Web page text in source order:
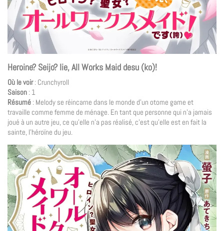
Heroine? Seijo? Iie, All Works Maid desu (ko)!
Où le voir: Crunchyroll
Saison : 1
Résumé : Melody se réincarne dans le monde d’un otome game et
travaille comme femme de ménage. En tant que personne qui n’a jamais
joué à un autre jeu, ce qu’elle n’a pas réalisé, c’est qu’elle est en fait la
sainte, l’héroïne du jeu.